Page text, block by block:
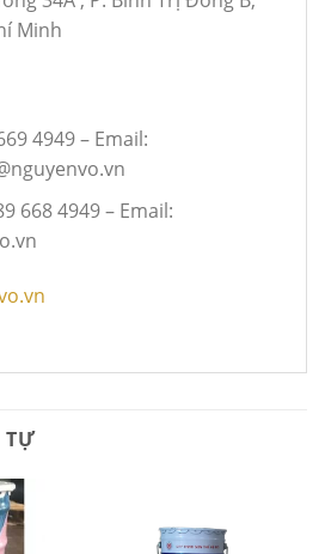
Minh
4949 – Email:
668 4949 – Email:
TỰ